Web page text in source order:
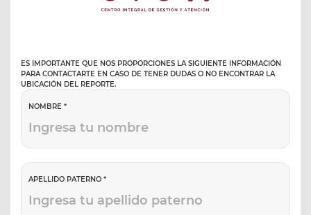
ES IMPORTANTE QUE NOS PROPORCIONES LA SIGUIENTE INFORMACIÓN
PARA CONTACTARTE EN CASO DE TENER DUDAS O NO ENCONTRAR LA
UBICACIÓN DEL REPORTE.
NOMBRE *
APELLIDO PATERNO *